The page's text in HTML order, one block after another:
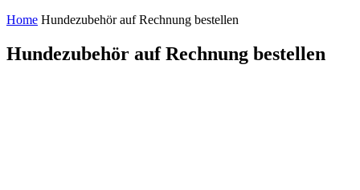
Home Hundezubehör auf Rechnung bestellen
Hundezubehör auf Rechnung bestellen